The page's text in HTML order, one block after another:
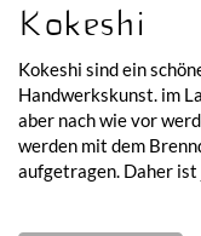
Kokeshi
Kokeshi sind ein
Handwerkskunst. im
aber nach wie vor
werden mit dem
aufgetragen. Daher ist